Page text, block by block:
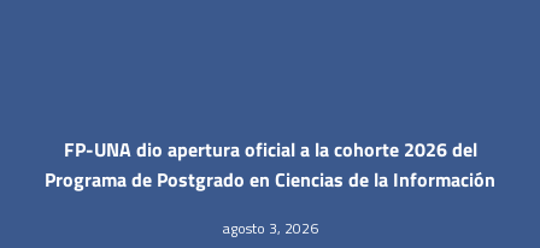
FP-UNA dio apertura oficial a la cohorte 2026 del
Programa de Postgrado en Ciencias de la Información
agosto 3, 2026